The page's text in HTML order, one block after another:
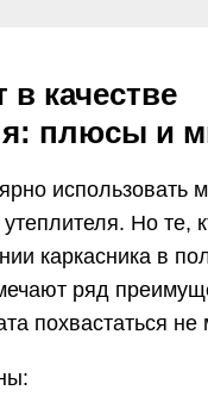
в качестве
плюсы и
использовать
утеплителя. Но те,
каркасника в
ряд
похвастаться не